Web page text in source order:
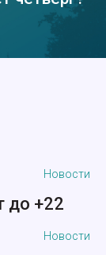
Новости
до +22
Новости